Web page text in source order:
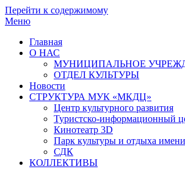
Перейти к содержимому
Меню
Главная
О НАС
МУНИЦИПАЛЬНОЕ
ОТДЕЛ КУЛЬТУРЫ
Новости
СТРУКТУРА МУК «МКДЦ»
Центр культурного развития
Туристско-информационный
Кинотеатр 3D
Парк культуры и отдыха
СДК
КОЛЛЕКТИВЫ